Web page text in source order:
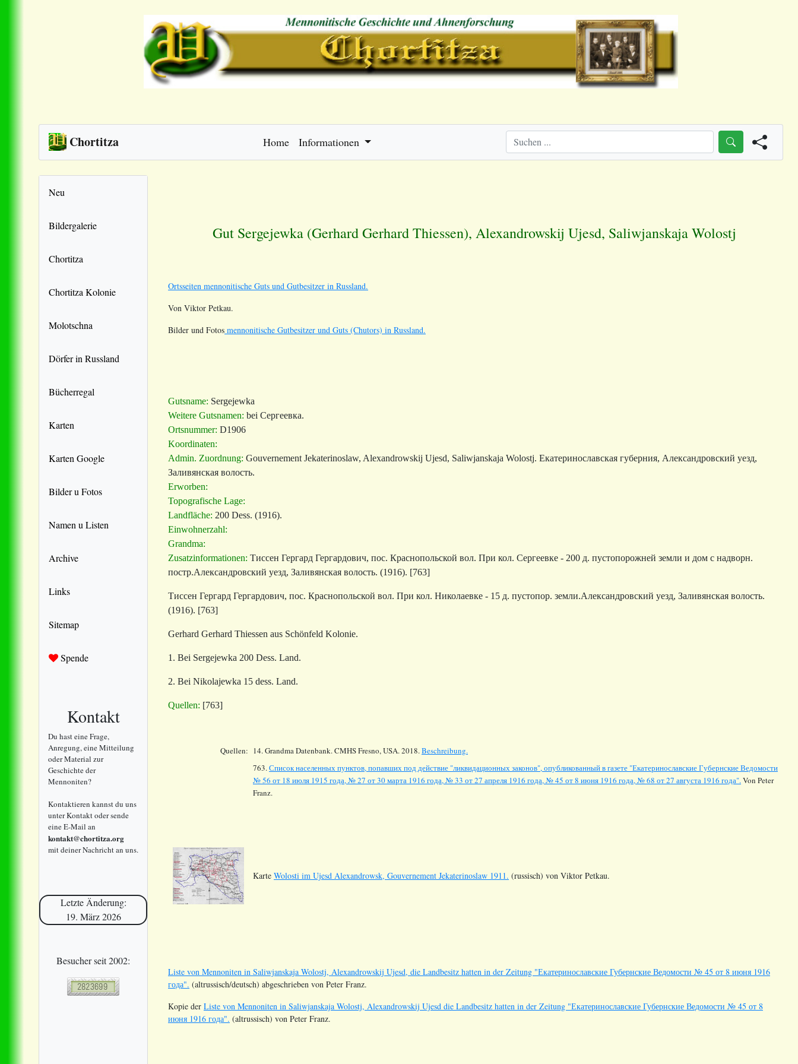
Chortitza Home Informationen
Neu
Bildergalerie
Chortitza
Chortitza Kolonie
Molotschna
Dörfer in Russland
Bücherregal
Karten
Karten Google
Bilder u Fotos
Namen u Listen
Archive
Links
Sitemap
Spende
Kontakt
Du hast eine Frage,
Anregung, eine Mitteilung
oder Material zur
Geschichte der
Mennoniten?
Kontaktieren kannst du uns
unter Kontakt oder sende
eine E-Mail an
kontakt@chortitza.org
mit deiner Nachricht an uns.
Letzte Änderung:
19. März 2026
Besucher seit 2002:
Gut Sergejewka (Gerhard Gerhard Thiessen), Alexandrowskij Ujesd, Saliwjanskaja Wolostj
Ortsseiten mennonitische Guts und Gutbesitzer in Russland.
Von Viktor Petkau.
Bilder und Fotos mennonitische Gutbesitzer und Guts (Chutors) in Russland.
Gutsname: Sergejewka
Weitere Gutsnamen: bei Сергеевка.
Ortsnummer: D1906
Koordinaten:
Admin. Zuordnung: Gouvernement Jekaterinoslaw, Alexandrowskij Ujesd, Saliwjanskaja Wolostj. Екатеринославская губерния, Александровский уезд,
Заливянская волость.
Erworben:
Topografische Lage:
Landfläche: 200 Dess. (1916).
Einwohnerzahl:
Grandma:
Zusatzinformationen: Тиссен Гергард Гергардович, пос. Краснопольской вол. При кол. Сергеевке - 200 д. пустопорожней земли и дом с надворн.
постр.Александровский уезд, Заливянская волость. (1916). [763]
Тиссен Гергард Гергардович, пос. Краснопольской вол. При кол. Николаевке - 15 д. пустопор. земли.Александровский уезд, Заливянская волость.
(1916). [763]
Gerhard Gerhard Thiessen aus Schönfeld Kolonie.
1. Bei Sergejewka 200 Dess. Land.
2. Bei Nikolajewka 15 dess. Land.
Quellen: [763]
Quellen: 14.Grandma Datenbank. CMHS Fresno, USA. 2018.Beschreibung.
763.Список населенных пунктов, попавших под действие "ликвидационных законов", опубликованный в газете "Екатеринославские Губернские Ведомости
№ 56 от 18 июля 1915 года, № 27 от 30 марта 1916 года, № 33 от 27 апреля 1916 года, № 45 от 8 июня 1916 года, № 68 от 27 августа 1916 года".Von Peter
Franz.
Karte Wolosti im Ujesd Alexandrowsk, Gouvernement Jekaterinoslaw 1911. (russisch) von Viktor Petkau.
Liste von Mennoniten in Saliwjanskaja Wolostj, Alexandrowskij Ujesd, die Landbesitz hatten in der Zeitung "Екатеринославские Губернские Ведомости № 45 от 8 июня 1916
года". (altrussisch/deutsch) abgeschrieben von Peter Franz.
Kopie der Liste von Mennoniten in Saliwjanskaja Wolostj, Alexandrowskij Ujesd die Landbesitz hatten in der Zeitung "Екатеринославские Губернские Ведомости № 45 от 8
июня 1916 года". (altrussisch) von Peter Franz.